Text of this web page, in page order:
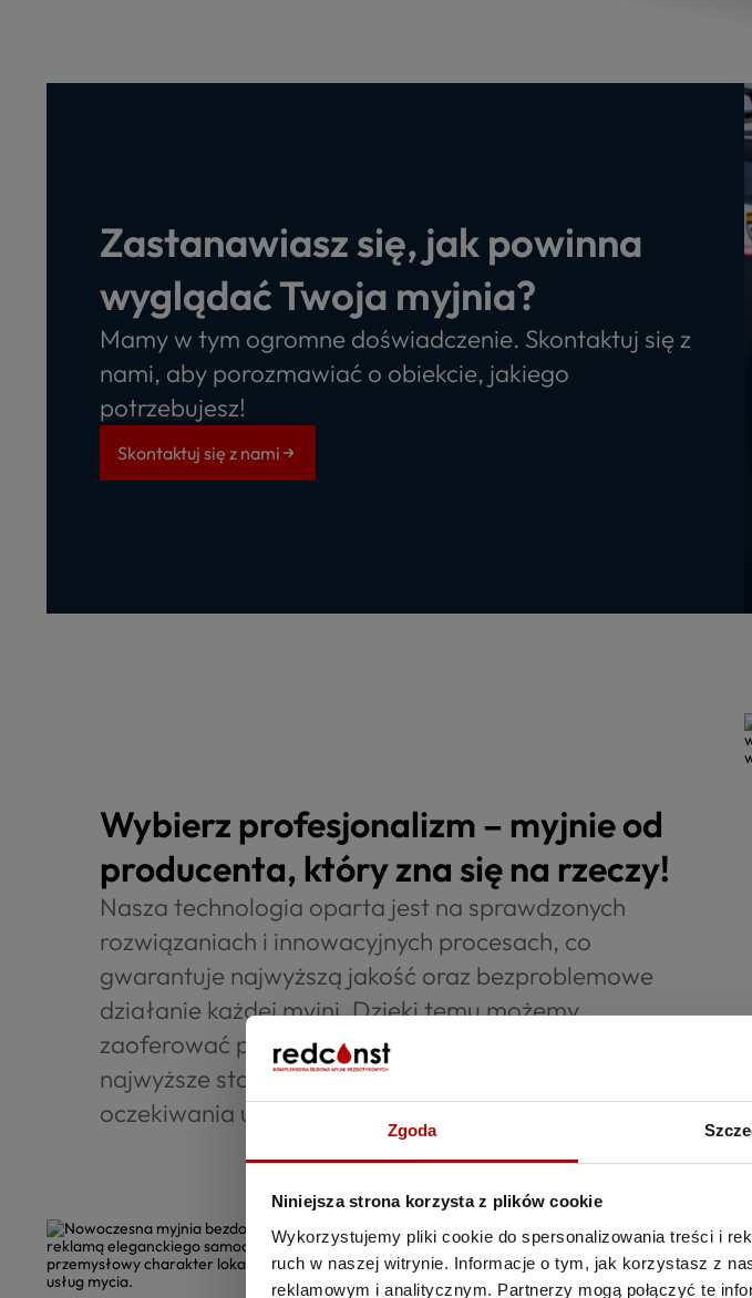
Zgoda
Niniejsza strona korzysta z plików cookie
Wykorzystujemy pliki cookie do spersonalizowania treści i
ruch w naszej witrynie. Informacje o tym, jak korzystasz z
reklamowym i analitycznym. Partnerzy mogą połączyć te
Zastanawiasz się, jak powinna
wyglądać Twoja myjnia?
Mamy w tym ogromne doświadczenie. Skontaktuj się z
nami, aby porozmawiać o obiekcie, jakiego
potrzebujesz!
Skontaktuj się z nami
Wybierz profesjonalizm – myjnie od
producenta, który zna się na rzeczy!
Nasza technologia oparta jest na sprawdzonych
rozwiązaniach i innowacyjnych procesach, co
gwarantuje najwyższą jakość oraz bezproblemowe
działanie każdej myjni. Dzięki temu możemy
zaoferować produkty, które nie tylko spełniają
najwyższe standardy, ale również przekraczają
oczekiwania użytkowników.